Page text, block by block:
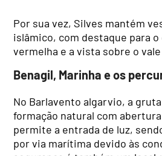
Por sua vez, Silves mantém
islâmico, com destaque para
vermelha e a vista sobre o
Benagil, Marinha e os
No Barlavento algarvio, a
formação natural com
permite a entrada de luz,
por via marítima devido às